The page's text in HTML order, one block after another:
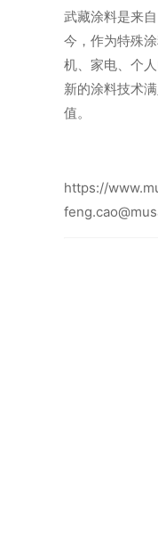
武藏涂料是来
今，作为特殊
机、家电、个
新的涂料技术
值。
https://